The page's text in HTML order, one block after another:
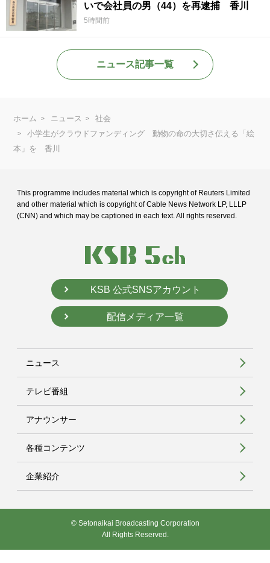
いで会社員の男（44）を再逮捕 香川
5時間前
ニュース記事一覧
ホーム ニュース
社会
小学生がクラウドファンディング 動物の命の大切さ伝える「絵
本」を 香川
This programme includes material which is copyright of Reuters Limited
and other material which is copyright of Cable News Network LP, LLLP
(CNN) and which may be captioned in each text. All rights reserved.
KSB 公式SNSアカウント
配信メディア一覧
ニュース
テレビ番組
アナウンサー
各種コンテンツ
企業紹介
© Setonaikai Broadcasting Corporation
All Rights Reserved.